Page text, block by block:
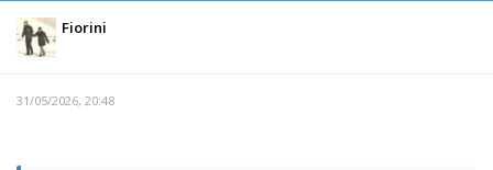
Fiorini
31/05/2026, 20:48